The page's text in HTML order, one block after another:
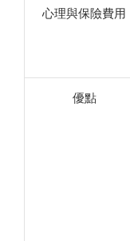
心理與保險費用
優點